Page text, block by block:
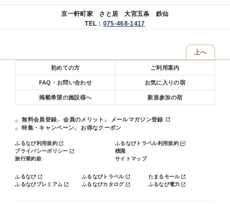
トです。
9：00頃にお届けに上がります。
・お子様は大人と同じ対応をさせて頂きます
・無料Wi-Fi完備
・ご宿泊頂くお宿は居住区となりますので、20時までのチェックイン
をお願いいたします。
▼サービスでパフェをご用意いたします。
＊禁煙
■設備：備品
階、２階とも）
京都の冬でもご満足いただけるための空調を完備しています。
ＴＶ
1階、2階ともお部屋にＴＶ４３インチ、３２インチ地デジ対応テレビ
キッチン
冷蔵庫・IH調理器・電子レンジ・ケトル沸かしポット
京一軒町家 さと居 大宮五条 鉄仙
TEL： 075-468-1417
上へ
初めての方 ご利用案内
FAQ・お問い合わせ お気に入りの宿
掲載希望の施設様へ 新規参加の宿
無料会員登録 会員のメリット
メールマガジン登録
特集・キャンペーン
お得なクーポン
ふるなび利用規約
ふるなびトラベル利用規約
プライバシーポリシー
標識
旅行業約款
サイトマップ
ふるなび ふるなびトラベル
たまるモール
ふるなびプレミアム
ふるなびカタログ ふるなび電力